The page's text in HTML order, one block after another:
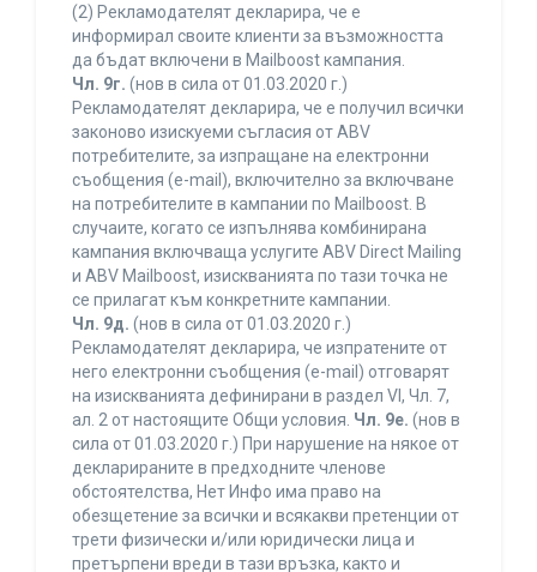
(2) Рекламодателят декларира, че е
информирал своите клиенти за възможността
да бъдат включени в Mailboost кампания.
Чл. 9г. (нов в сила от 01.03.2020 г.)
Рекламодателят декларира, че е получил всички
законово изискуеми съгласия от ABV
потребителите, за изпращане на електронни
съобщения (e-mail), включително за включване
на потребителите в кампании по Mailboost. В
случаите, когато се изпълнява комбинирана
кампания включваща услугите ABV Direct Mailing
и ABV Mailboost, изискванията по тази точка не
се прилагат към конкретните кампании.
Чл. 9д. (нов в сила от 01.03.2020 г.)
Рекламодателят декларира, че изпратените от
него електронни съобщения (e-mail) отговарят
на изискванията дефинирани в раздел VI, Чл. 7,
ал. 2 от настоящите Общи условия. Чл. 9е. (нов в
сила от 01.03.2020 г.) При нарушение на някое от
декларираните в предходните членове
обстоятелства, Нет Инфо има право на
обезщетение за всички и всякакви претенции от
трети физически и/или юридически лица и
претърпени вреди в тази връзка, както и